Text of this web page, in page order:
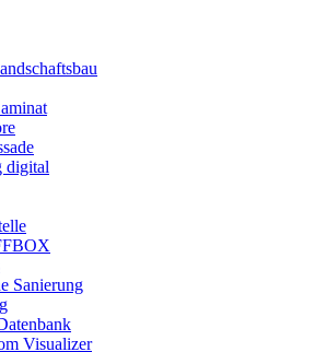
digital
Sanierung
Visualizer